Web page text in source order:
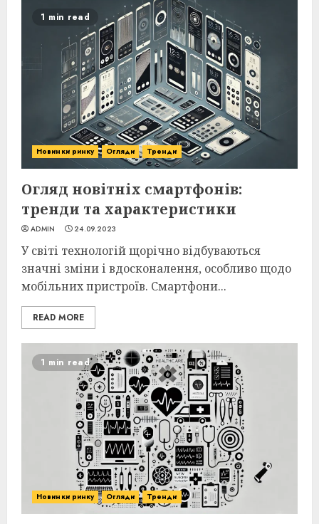
1 min read
Новинки ринку Огляди Тренди
Огляд новітніх смартфонів:
тренди та характеристики
ADMIN 24.09.2023
У світі технологій щорічно відбуваються
значні зміни і вдосконалення, особливо щодо
мобільних пристроїв. Смартфони...
READ MORE
1 min read
Новинки ринку Огляди Тренди